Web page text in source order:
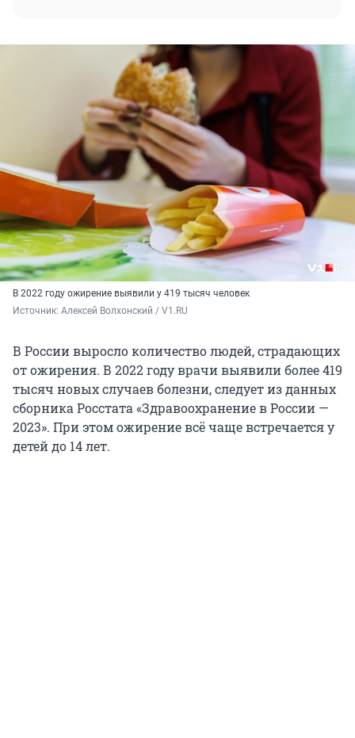
В 2022 году ожирение выявили у 419 тысяч человек
Источник: Алексей Волхонский / V1.RU
В России выросло количество людей, страдающих
от ожирения. В 2022 году врачи выявили более 419
тысяч новых случаев болезни, следует из данных
сборника Росстата «Здравоохранение в России —
2023». При этом ожирение всё чаще встречается у
детей до 14 лет.